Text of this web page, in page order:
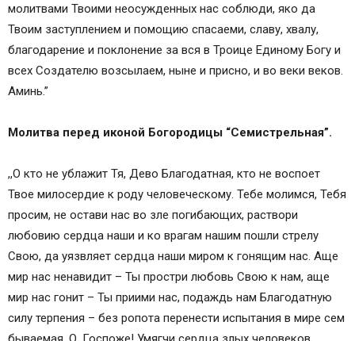
молитвами Твоими неосужденных нас соблюди, яко да
Твоим заступлением и помощию спасаеми, славу, хвалу,
благодарение и поклонение за вся в Троице Единому Богу и
всех Создателю возсылаем, ныне и присно, и во веки веков.
Аминь.”
Молитва перед иконой Богородицы “Семистрельная”.
,,О кто не ублажит Тя, Дево Благодатная, кто не воспоет
Твое милосердие к роду человеческому. Тебе молимся, Тебя
просим, не остави нас во зле погибающих, раствори
любовию сердца наши и ко врагам нашим пошли стрелу
Свою, да уязвляет сердца наши миром к гонящим нас. Аще
мир нас ненавидит – Ты простри любовь Свою к нам, аще
мир нас гонит – Ты приими нас, подаждь нам Благодатную
силу терпения – без ропота перенести испытания в мире сем